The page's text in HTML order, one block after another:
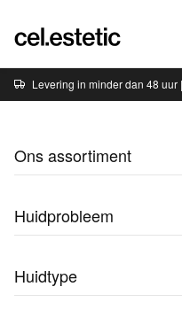
Levering in minder dan 48
Ons assortiment
Huidprobleem
Huidtype